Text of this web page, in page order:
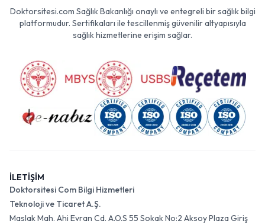
Doktorsitesi.com Sağlık Bakanlığı onaylı ve entegreli bir sağlık bilgi
platformudur. Sertifikaları ile tescillenmiş güvenilir altyapısıyla
sağlık hizmetlerine erişim sağlar.
İLETİŞİM
Doktorsitesi Com Bilgi Hizmetleri
Teknoloji ve Ticaret A.Ş.
Maslak Mah. Ahi Evran Cd. A.O.S 55 Sokak No:2 Aksoy Plaza Giriş